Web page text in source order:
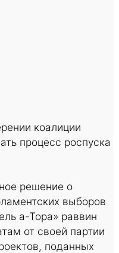
коалиции
процесс роспуска
решение о
выборов
а-Тора» раввин
от своей партии
поданных